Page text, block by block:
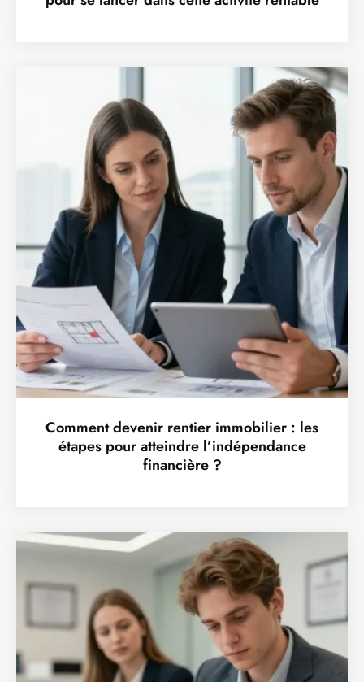
Comment devenir rentier immobilier : les
étapes pour atteindre l’indépendance
financière ?